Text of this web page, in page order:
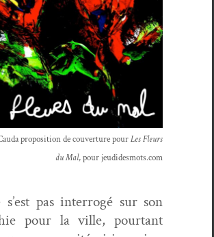
propo­si­tion de cou­ver­ture pourLes Fleurs
du Mal, pour jeudidesmots.com
pas inter­rogé sur son
pour la ville, pour­tant